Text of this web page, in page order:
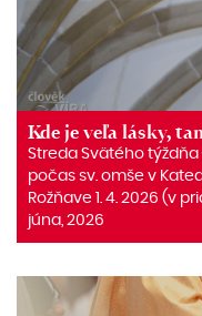
Kde je veľa lásky,
Streda Svätého týždňa
počas sv. omše v
Rožňave 1. 4. 2026 (v
júna, 2026